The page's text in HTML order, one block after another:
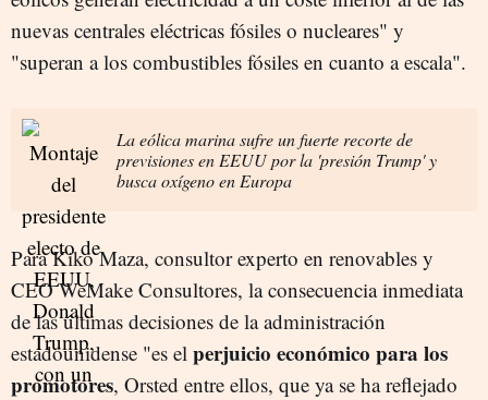
nuevas centrales eléctricas fósiles o nucleares" y
"superan a los combustibles fósiles en cuanto a escala".
La eólica marina sufre un fuerte recorte de
previsiones en EEUU por la 'presión Trump' y
busca oxígeno en Europa
Para Kiko Maza, consultor experto en renovables y
CEO WeMake Consultores, la consecuencia inmediata
de las últimas decisiones de la administración
estadounidense "es el perjuicio económico para los
promotores, Orsted entre ellos, que ya se ha reflejado